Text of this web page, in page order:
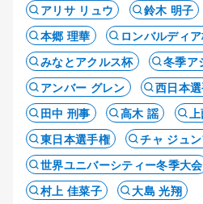
アリサ リュウ
鈴木 明子
本郷 理華
ロンバルディ
みなとアクルス杯
冬季ア
アンバー グレン
西日本
田中 刑事
高木 謡
東日本選手権
チャ ジュ
世界ユニバーシティー冬季大会
村上 佳菜子
大島 光翔